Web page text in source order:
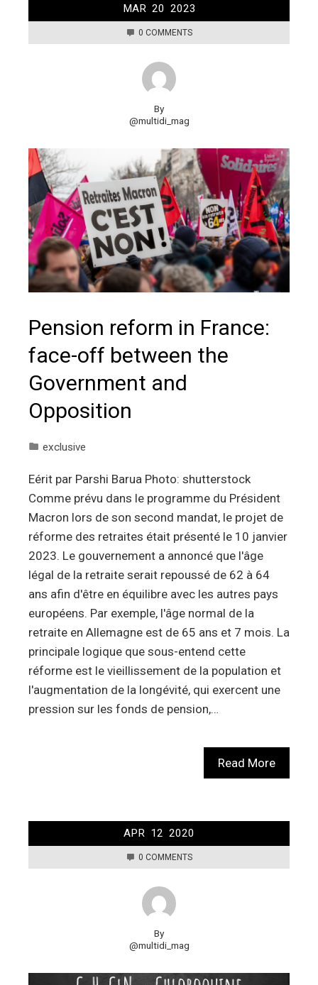
MAR 20 2023
0 COMMENTS
By
@multidi_mag
Pension reform in France:
face-off between the
Government and
Opposition
exclusive
Eérit par Parshi Barua Photo: shutterstock
Comme prévu dans le programme du Président
Macron lors de son second mandat, le projet de
réforme des retraites était présenté le 10 janvier
2023. Le gouvernement a annoncé que l'âge
légal de la retraite serait repoussé de 62 à 64
ans afin d'être en équilibre avec les autres pays
européens. Par exemple, l'âge normal de la
retraite en Allemagne est de 65 ans et 7 mois. La
principale logique que sous-entend cette
réforme est le vieillissement de la population et
l'augmentation de la longévité, qui exercent une
pression sur les fonds de pension,…
Read More
APR 12 2020
0 COMMENTS
By
@multidi_mag